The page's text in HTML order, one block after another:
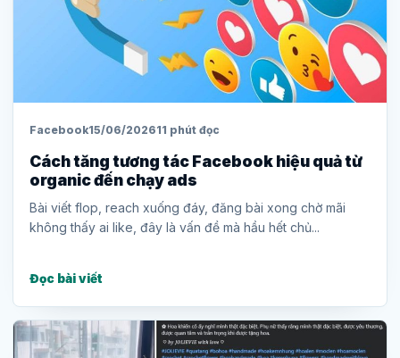
Facebook15/06/202611 phút đọc
Cách tăng tương tác Facebook hiệu quả từ
organic đến chạy ads
Bài viết flop, reach xuống đáy, đăng bài xong chờ mãi
không thấy ai like, đây là vấn đề mà hầu hết chủ...
Đọc bài viết